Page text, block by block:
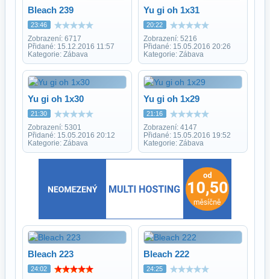
Bleach 239
23:46
Zobrazení: 6717
Přidané: 15.12.2016 11:57
Kategorie: Zábava
Yu gi oh 1x31
20:22
Zobrazení: 5216
Přidané: 15.05.2016 20:26
Kategorie: Zábava
Yu gi oh 1x30
21:30
Zobrazení: 5301
Přidané: 15.05.2016 20:12
Kategorie: Zábava
Yu gi oh 1x29
21:16
Zobrazení: 4147
Přidané: 15.05.2016 19:52
Kategorie: Zábava
Bleach 223
24:02
Bleach 222
24:25